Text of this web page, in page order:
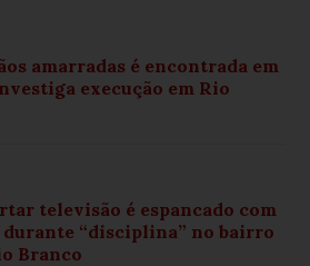
amarradas é encontrada em
execução em Rio
televisão é espancado com
“disciplina” no bairro
Branco